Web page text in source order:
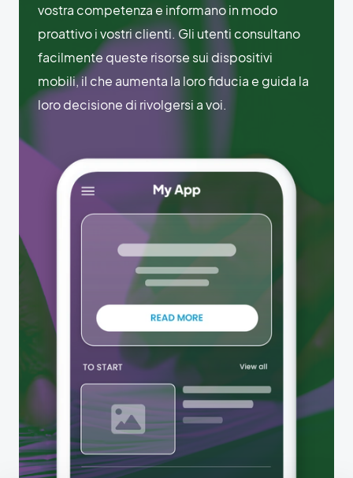
vostra competenza e informano in modo
proattivo i vostri clienti. Gli utenti consultano
facilmente queste risorse sui dispositivi
mobili, il che aumenta la loro fiducia e guida la
loro decisione di rivolgersi a voi.